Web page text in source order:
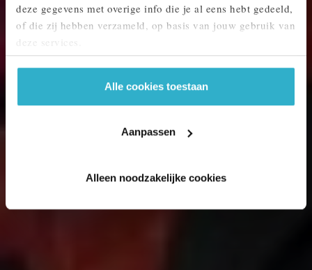
deze gegevens met overige info die je al eens hebt gedeeld,
of die zij hebben verzameld, op basis van jouw gebruik van
deze services.
Alle cookies toestaan
Aanpassen
Alleen noodzakelijke cookies